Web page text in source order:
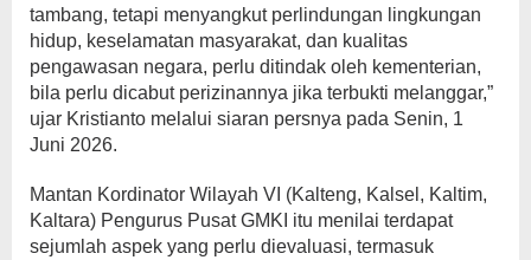
tambang, tetapi menyangkut perlindungan lingkungan
hidup, keselamatan masyarakat, dan kualitas
pengawasan negara, perlu ditindak oleh kementerian,
bila perlu dicabut perizinannya jika terbukti melanggar,”
ujar Kristianto melalui siaran persnya pada Senin, 1
Juni 2026.
Mantan Kordinator Wilayah VI (Kalteng, Kalsel, Kaltim,
Kaltara) Pengurus Pusat GMKI itu menilai terdapat
sejumlah aspek yang perlu dievaluasi, termasuk